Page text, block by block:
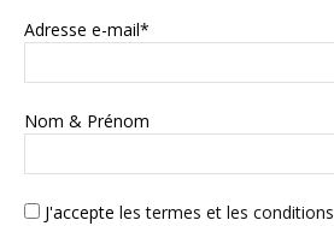
Adresse e-mail*
Nom & Prénom
J'accepte les termes et les conditions